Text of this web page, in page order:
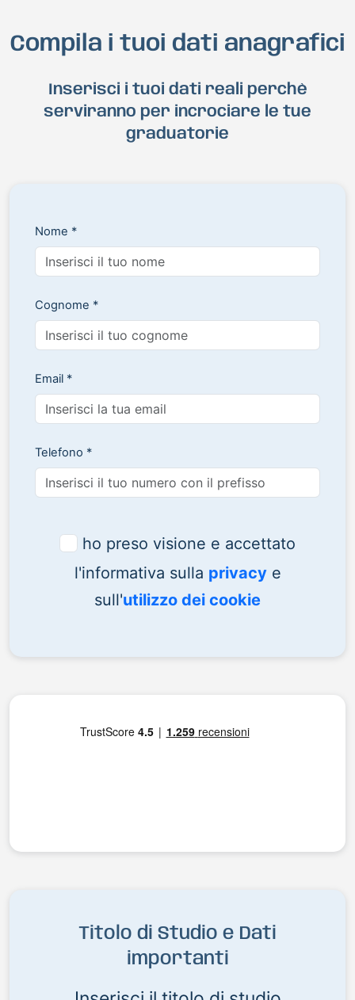
Compila i tuoi dati anagrafici
Inserisci i tuoi dati reali perchè
serviranno per incrociare le tue
graduatorie
Nome *
Cognome *
Email *
Telefono *
ho preso visione e accettato
l'informativa sulla privacye
sull'utilizzo dei cookie
Titolo di Studio e Dati
importanti